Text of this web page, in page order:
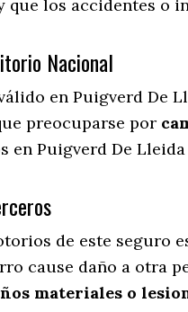
los accidentes o
Nacional
en Puigverd De
preocuparse por
en Puigverd De
de este seguro
cause daño a otra
materiales o